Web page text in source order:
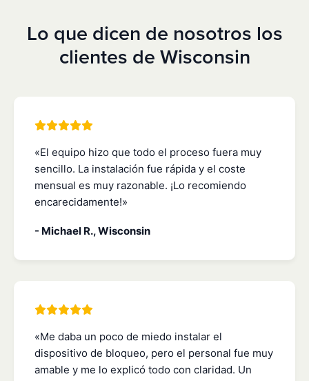
Lo que dicen de nosotros los
clientes de Wisconsin
«El equipo hizo que todo el proceso fuera muy
sencillo. La instalación fue rápida y el coste
mensual es muy razonable. ¡Lo recomiendo
encarecidamente!»
- Michael R., Wisconsin
«Me daba un poco de miedo instalar el
dispositivo de bloqueo, pero el personal fue muy
amable y me lo explicó todo con claridad. Un